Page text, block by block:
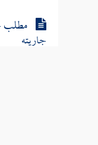
مطلب
جاريته